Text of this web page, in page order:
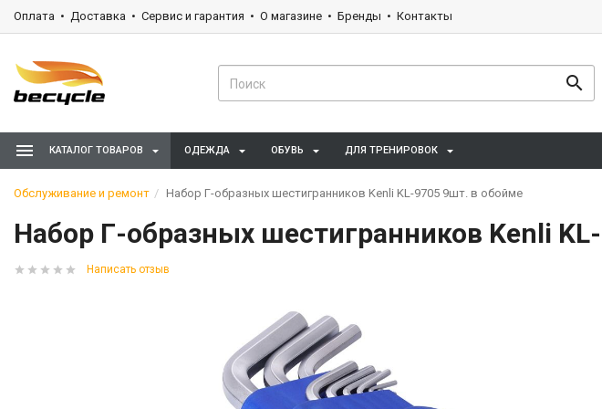
Оплата Доставка Сервис и гарантия О магазине Бренды Контакты
КАТАЛОГ ТОВАРОВ ОДЕЖДА ОБУВЬ ДЛЯ ТРЕНИРОВОК
Обслуживание и ремонт Набор Г-образных шестигранников Kenli KL-9705 9шт. в обойме
Набор Г-образных шестигранников Kenli
Написать отзыв